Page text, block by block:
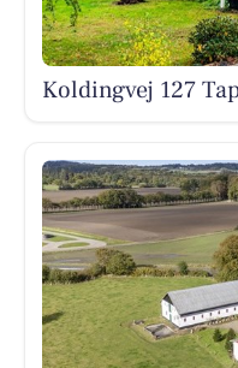
Koldingvej 127